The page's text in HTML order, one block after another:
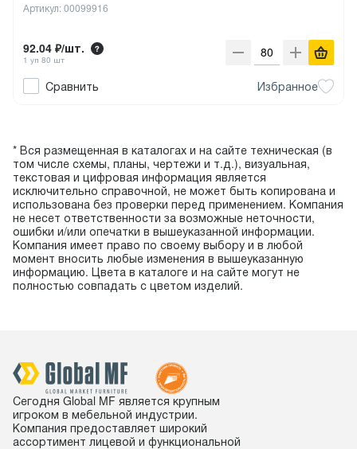
Артикул: 00099916
92.04 ₽/шт.
1 уп 80 шт
Сравнить Избранное
* Вся размещенная в каталогах и на сайте техническая (в
том числе схемы, планы, чертежи и т.д.), визуальная,
текстовая и цифровая информация является
исключительно справочной, не может быть копирована и
использована без проверки перед применением. Компания
не несет ответственности за возможные неточности,
ошибки и/или опечатки в вышеуказанной информации.
Компания имеет право по своему выбору и в любой
момент вносить любые изменения в вышеуказанную
информацию. Цвета в каталоге и на сайте могут не
полностью совпадать с цветом изделий.
Сегодня Global MF является крупным
игроком в мебельной индустрии.
Компания предоставляет широкий
ассортимент лицевой и функциональной